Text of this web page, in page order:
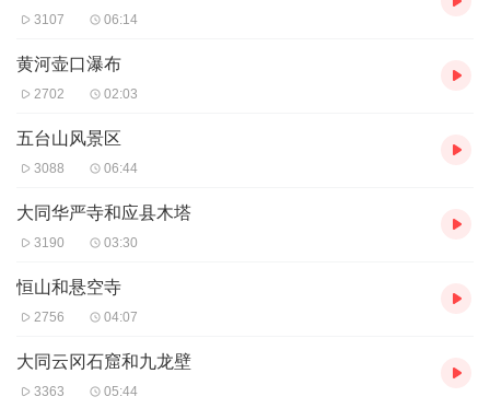
3107 06:14
黄河壶口瀑布
2702 02:03
五台山风景区
3088 06:44
大同华严寺和应县木塔
3190 03:30
恒山和悬空寺
2756 04:07
大同云冈石窟和九龙壁
3363 05:44